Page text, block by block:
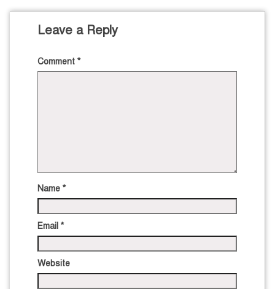
Leave a Reply
Comment *
Name *
Email *
Website